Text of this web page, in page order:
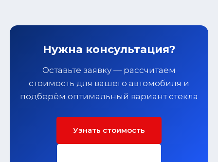
Нужна консультация?
Оставьте заявку — рассчитаем
стоимость для вашего автомобиля и
подберём оптимальный вариант стекла
Узнать стоимость